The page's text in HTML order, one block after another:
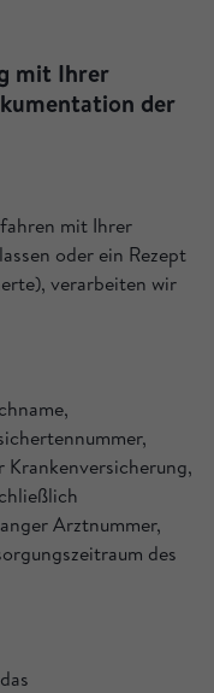
mit Ihrer
der
mit Ihrer
oder ein Rezept
verarbeiten wir
Arztnummer,
des